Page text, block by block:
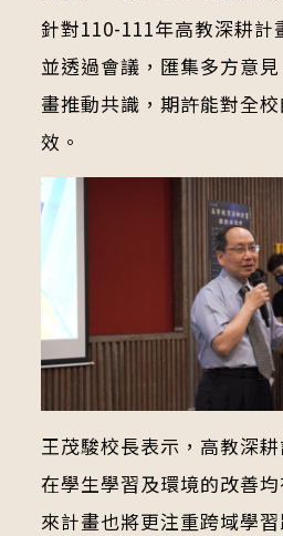
針對110-111年高教深耕計
並透過會議，匯集多方意
畫推動共識，期許能對全
效。
王茂駿校長表示，高教深
在學生學習及環境的改善
來計畫也將更注重跨域學